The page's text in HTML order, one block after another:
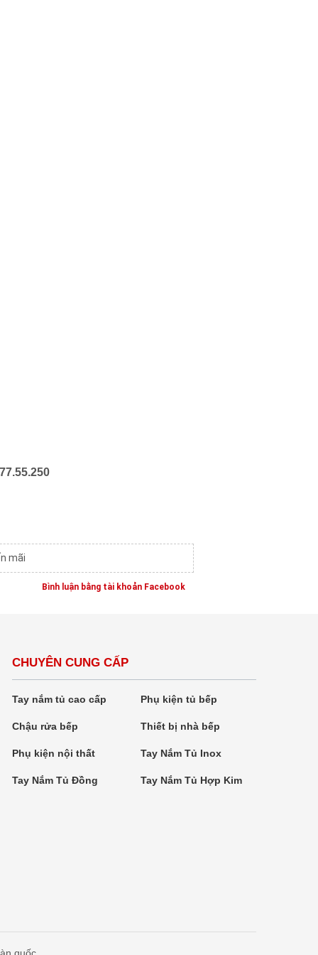
mãi
Bình luận bằng tài khoản Facebook
CHUYÊN CUNG CẤP
Tay nắm tủ cao cấp Phụ kiện tủ bếp
Chậu rửa bếp Thiết bị nhà bếp
Phụ kiện nội thất Tay Nắm Tủ Inox
Tay Nắm Tủ Đồng Tay Nắm Tủ Hợp Kim